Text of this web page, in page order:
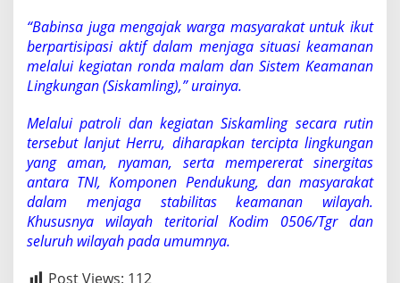
“Babinsa juga mengajak warga masyarakat untuk ikut
berpartisipasi aktif dalam menjaga situasi keamanan
melalui kegiatan ronda malam dan Sistem Keamanan
Lingkungan (Siskamling),” urainya.
Melalui patroli dan kegiatan Siskamling secara rutin
tersebut lanjut Herru, diharapkan tercipta lingkungan
yang aman, nyaman, serta mempererat sinergitas
antara TNI, Komponen Pendukung, dan masyarakat
dalam menjaga stabilitas keamanan wilayah.
Khususnya wilayah teritorial Kodim 0506/Tgr dan
seluruh wilayah pada umumnya.
Post Views: 112